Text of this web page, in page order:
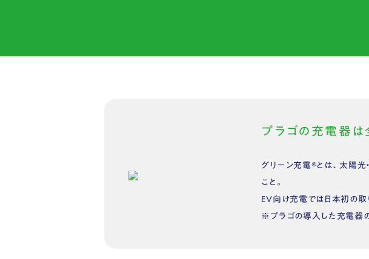
プラゴの充電器は
グリーン充電®︎とは、太陽
こと。
EV向け充電では日本初の取
※プラゴの導入した充電器の